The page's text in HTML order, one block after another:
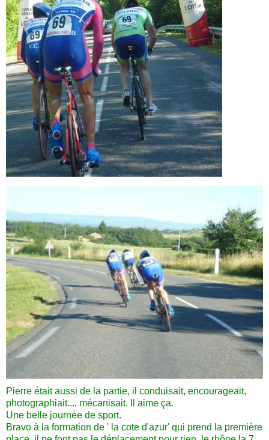
Pierre était aussi de la partie, il conduisait, encourageait,
photographiait.... mécanisait. Il aime ça.
Une belle journée de sport.
Bravo à la formation de ' la cote d'azur' qui prend la première